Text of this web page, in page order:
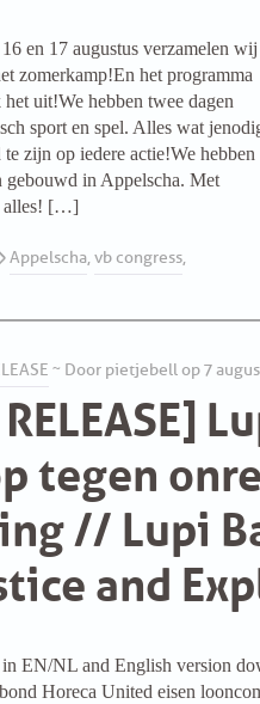
en 17 augustus verzamelen wij
zomerkamp!En het programma
uit!We hebben twee dagen
sport en spel. Alles wat
zijn op iedere actie!We hebben
gebouwd in Appelscha. Met
alles! […]
Appelscha,vb congress,
~ Door pietjebell op 7
tegen
// Lupi
and
EN/NL and English version
Horeca United eisen